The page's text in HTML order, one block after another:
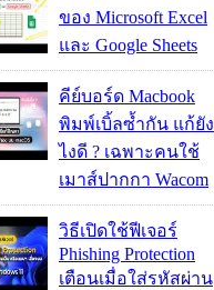
ของ Microsoft Excel
และ Google Sheets
คีย์บอร์ด Macbook
พิมพ์เบิ้ลซ้ำกัน แก้ยัง
ไงดี ? เฉพาะคนใช้
เมาส์ปากกา Wacom
วิธีเปิดใช้ฟีเจอร์
Phishing Protection
เตือนเมื่อใส่รหัสผ่าน